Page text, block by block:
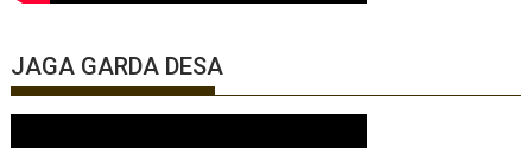
JAGA GARDA DESA